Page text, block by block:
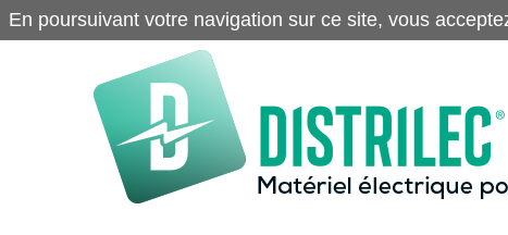
En poursuivant votre navigation sur ce site, vous